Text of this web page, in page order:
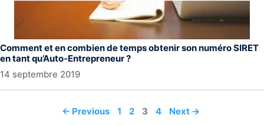
Comment et en combien de temps obtenir son numéro SIRET
en tant qu’Auto-Entrepreneur ?
14 septembre 2019
← Previous Page
1 Page
2 Page
3 Page
4 Next →